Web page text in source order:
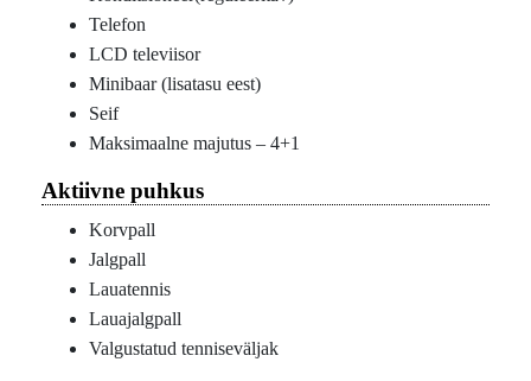
Telefon
LCD televiisor
Minibaar (lisatasu eest)
Seif
Maksimaalne majutus – 4+1
Aktiivne puhkus
Korvpall
Jalgpall
Lauatennis
Lauajalgpall
Valgustatud tenniseväljak